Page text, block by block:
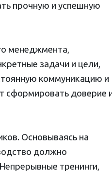
прочную и успешную
менеджмента,
задачи и цели,
коммуникацию и
сформировать доверие
Основываясь на
должно
тренинги,